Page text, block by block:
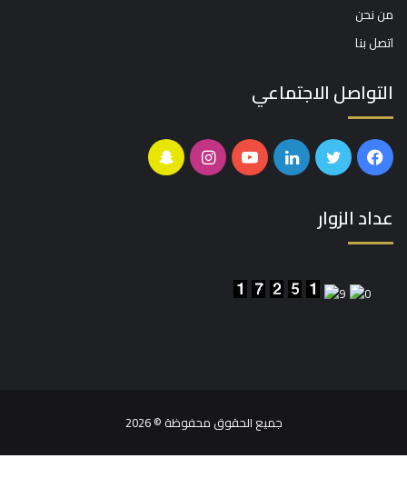
من نحن
اتصل بنا
التواصل الاجتماعي
فيسبوكتويتر لينكدإنيوتيوبانستقرامسناب
عداد الزوار
جميع الحقوق محفوظة © 2026